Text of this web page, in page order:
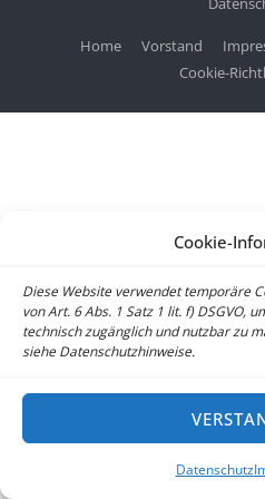
Cookie-
Diese Website verwendet temporäre
von Art. 6 Abs. 1 Satz 1 lit. f) DSGVO,
technisch zugänglich und nutzbar zu
siehe Datenschutzhinweise.
Datenschutz
Home Vorstand
Cookie-